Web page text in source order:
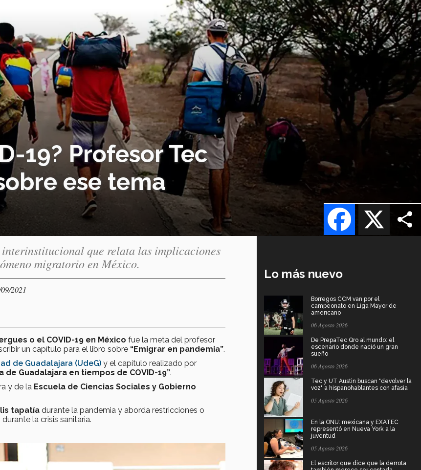
19? Profesor Tec
ese tema
X
Facebook
que relata las implicaciones
migratorio en México.
2021
o el COVID-19 en México fue la meta del profesor
un capítulo para el libro sobre “Emigrar en pandemia”.
de Guadalajara (UdeG) y el capítulo realizado por
Guadalajara en tiempos de COVID-19”.
y de la Escuela de Ciencias Sociales y Gobierno
tapatía durante la pandemia y aborda restricciones o
durante la crisis sanitaria.
Lo más nuevo
Borregos CCM van por el
campeonato en Liga Mayor de
americano
06 Agosto 2026
De PrepaTec Qro al mundo: el
escenario donde nació un gran
sueño
06 Agosto 2026
Tec y UT Austin buscan "devolver la
voz" a hispanohablantes con afasia
05 Agosto 2026
En la ONU: mexicana y EXATEC
representó en Nueva York a la
juventud
05 Agosto 2026
El escritor que dice que la derrota